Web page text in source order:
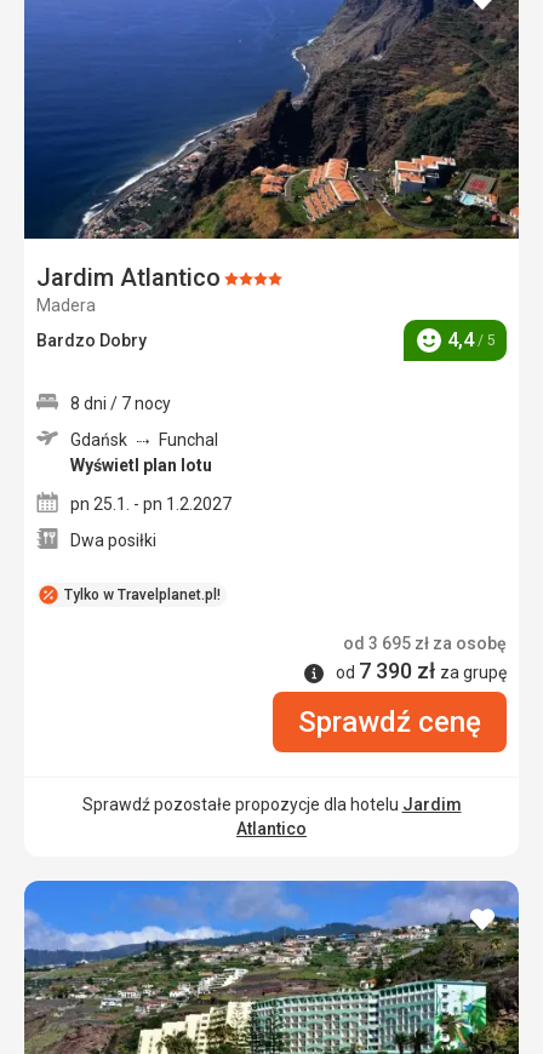
Jardim Atlantico Ocena:
Madera
Bardzo Dobry
Ocena
4,4/ 5
do
Tylko w Travelplanet.pl!
8 dni / 7 nocy
Gdańsk
Funchal
Wyświetl plan lotu
pn 25.1. - pn 1.2.2027
Dwa posiłki
od 3 695 zł za osobę
Informacje
od 7 390 zł za grupę
Sprawdź cenę
Sprawdź pozostałe propozycje dla hotelu Jardim
Atlantico
dodaj
do